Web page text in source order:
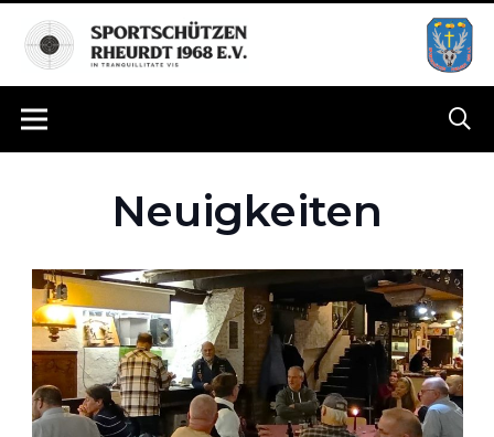
Neuigkeiten